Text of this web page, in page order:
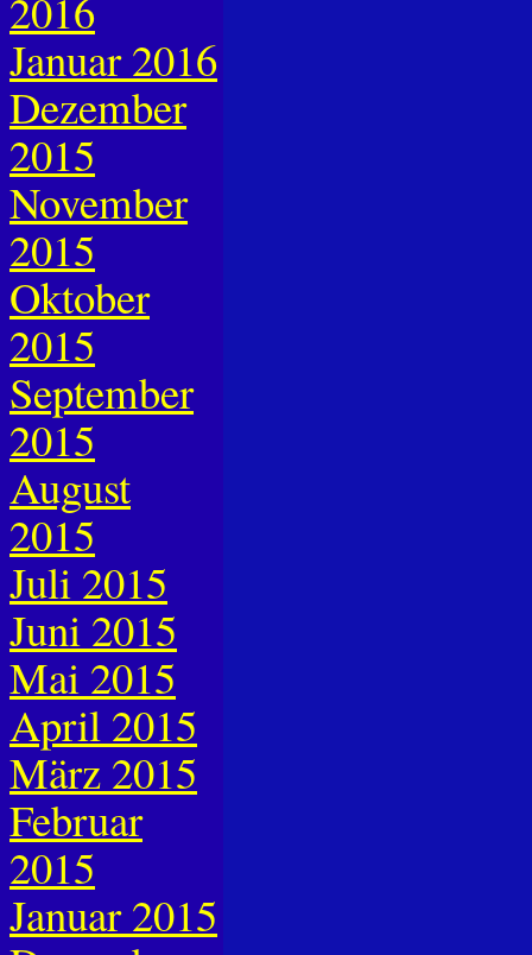
Januar 2016
Dezember
2015
November
2015
Oktober
2015
September
2015
August
2015
Juli 2015
Juni 2015
Mai 2015
April 2015
März 2015
Februar
2015
Januar 2015